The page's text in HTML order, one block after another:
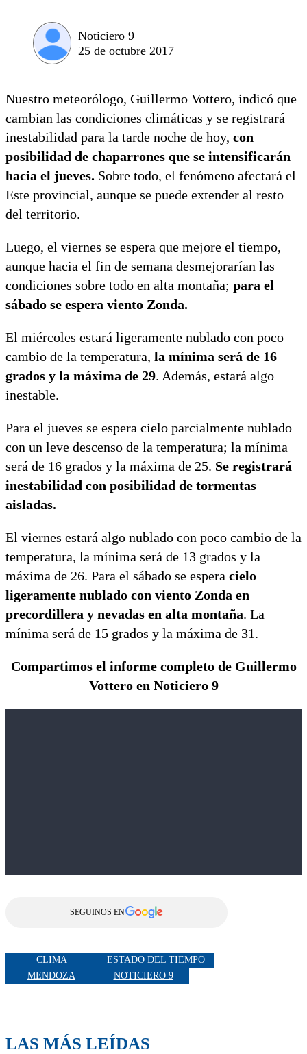
Noticiero 9
25 de octubre 2017
Nuestro meteorólogo, Guillermo Vottero, indicó que
cambian las condiciones climáticas y se registrará
inestabilidad para la tarde noche de hoy, con
posibilidad de chaparrones que se intensificarán
hacia el jueves. Sobre todo, el fenómeno afectará el
Este provincial, aunque se puede extender al resto
del territorio.
Luego, el viernes se espera que mejore el tiempo,
aunque hacia el fin de semana desmejorarían las
condiciones sobre todo en alta montaña; para el
sábado se espera viento Zonda.
El miércoles estará ligeramente nublado con poco
cambio de la temperatura, la mínima será de 16
grados y la máxima de 29. Además, estará algo
inestable.
Para el jueves se espera cielo parcialmente nublado
con un leve descenso de la temperatura; la mínima
será de 16 grados y la máxima de 25. Se registrará
inestabilidad con posibilidad de tormentas
aisladas.
El viernes estará algo nublado con poco cambio de la
temperatura, la mínima será de 13 grados y la
máxima de 26. Para el sábado se espera cielo
ligeramente nublado con viento Zonda en
precordillera y nevadas en alta montaña. La
mínima será de 15 grados y la máxima de 31.
Compartimos el informe completo de Guillermo
Vottero en Noticiero 9
SEGUINOS EN
CLIMA
ESTADO DEL TIEMPO
MENDOZA
NOTICIERO 9
LAS MÁS LEÍDAS